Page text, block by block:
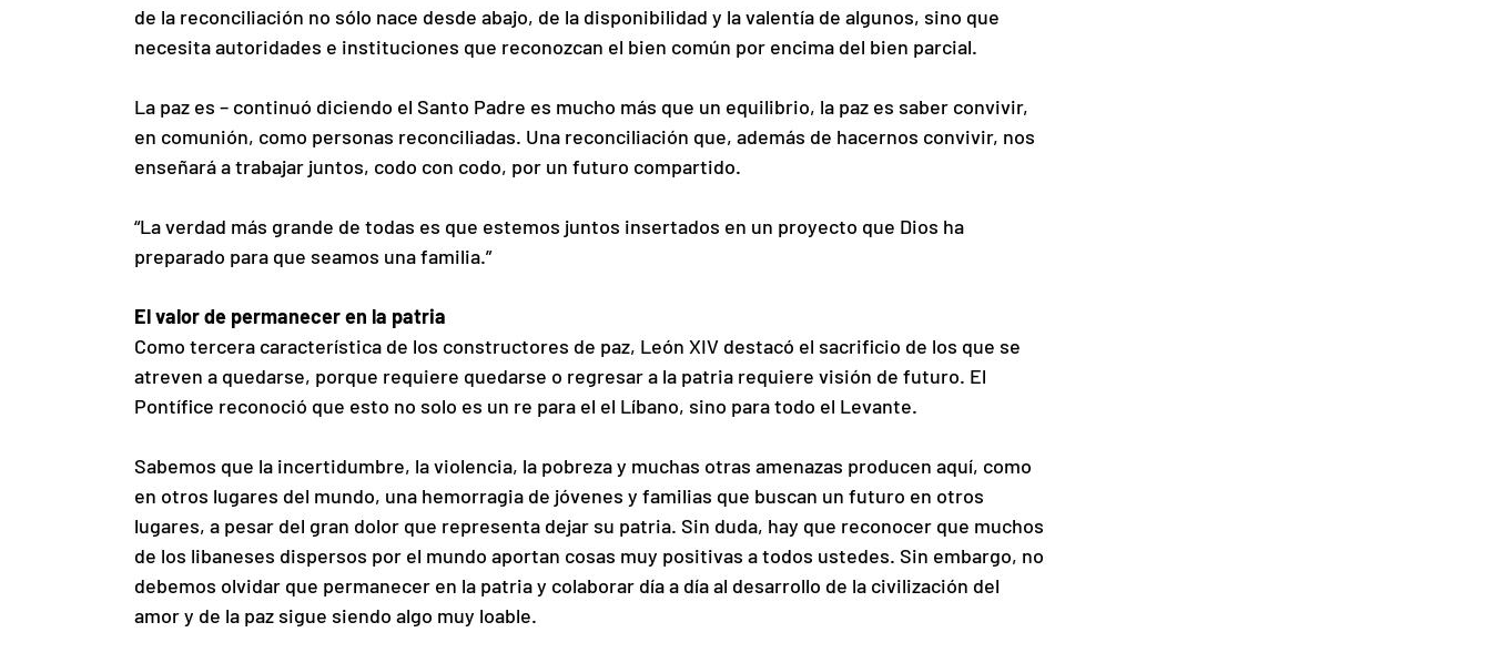
de la reconciliación no sólo nace desde abajo, de la disponibilidad y la valentía de algunos, sino que
necesita autoridades e instituciones que reconozcan el bien común por encima del bien parcial.
La paz es – continuó diciendo el Santo Padre es mucho más que un equilibrio, la paz es saber convivir,
en comunión, como personas reconciliadas. Una reconciliación que, además de hacernos convivir, nos
enseñará a trabajar juntos, codo con codo, por un futuro compartido.
“La verdad más grande de todas es que estemos juntos insertados en un proyecto que Dios ha
preparado para que seamos una familia.”
El valor de permanecer en la patria
Como tercera característica de los constructores de paz, León XIV destacó el sacrificio de los que se
atreven a quedarse, porque requiere quedarse o regresar a la patria requiere visión de futuro. El
Pontífice reconoció que esto no solo es un re para el el Líbano, sino para todo el Levante.
Sabemos que la incertidumbre, la violencia, la pobreza y muchas otras amenazas producen aquí, como
en otros lugares del mundo, una hemorragia de jóvenes y familias que buscan un futuro en otros
lugares, a pesar del gran dolor que representa dejar su patria. Sin duda, hay que reconocer que muchos
de los libaneses dispersos por el mundo aportan cosas muy positivas a todos ustedes. Sin embargo, no
debemos olvidar que permanecer en la patria y colaborar día a día al desarrollo de la civilización del
amor y de la paz sigue siendo algo muy loable.